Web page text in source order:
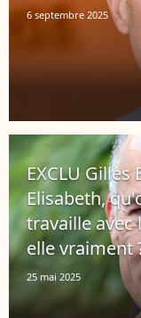
6 septembre 2025
EXCLU Gilles
Elisabeth,
travaille avec
elle vraiment
25 mai 2025